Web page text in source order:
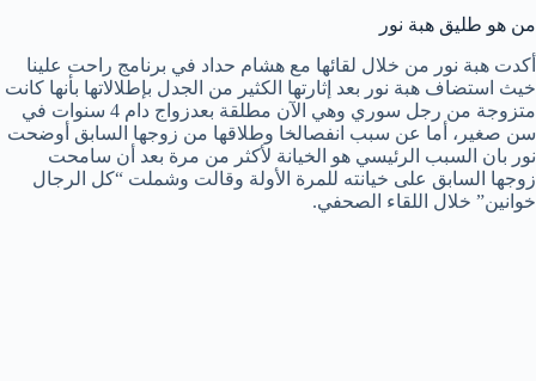
من هو طليق هبة نور
أكدت هبة نور من خلال لقائها مع هشام حداد في برنامج راحت علينا
خيث استضاف هبة نور بعد إثارتها الكثير من الجدل بإطلالاتها بأنها كانت
متزوجة من رجل سوري وهي الآن مطلقة بعدزواج دام 4 سنوات في
سن صغير، أما عن سبب انفصالخا وطلاقها من زوجها السابق أوضحت
نور بان السبب الرئيسي هو الخيانة لأكثر من مرة بعد أن سامحت
زوجها السابق على خيانته للمرة الأولة وقالت وشملت “كل الرجال
خوانين” خلال اللقاء الصحفي.